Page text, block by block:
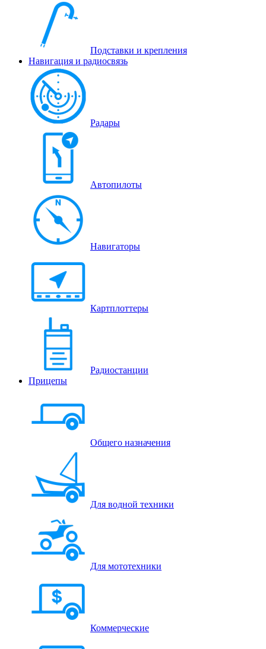
Подставки и крепления
Навигация и радиосвязь
Радары
Автопилоты
Навигаторы
Картплоттеры
Радиостанции
Прицепы
Общего назначения
Для водной техники
Для мототехники
Коммерческие